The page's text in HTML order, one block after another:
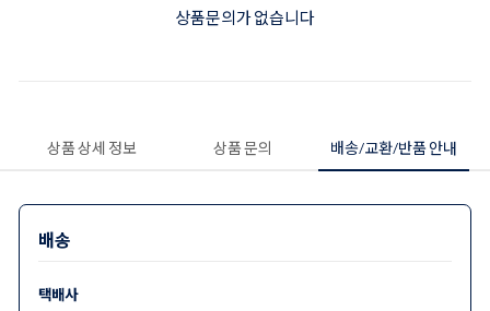
상품문의가 없습니다
상품 상세 정보 상품 문의 배송/교환/반품 안내
배송
택배사